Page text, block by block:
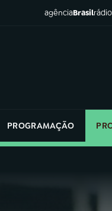
agênciaBrasilrádio
PROGRAMAÇÃO